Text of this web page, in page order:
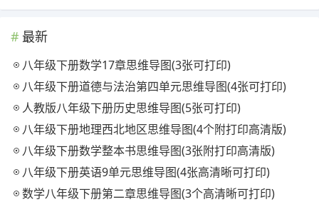
最新
八年级下册数学17章思维导图(3张可打印)
八年级下册道德与法治第四单元思维导图(4张可打印)
人教版八年级下册历史思维导图(5张可打印)
八年级下册地理西北地区思维导图(4个附打印高清版)
八年级下册数学整本书思维导图(3张附打印高清版)
八年级下册英语9单元思维导图(4张高清晰可打印)
数学八年级下册第二章思维导图(3个高清晰可打印)